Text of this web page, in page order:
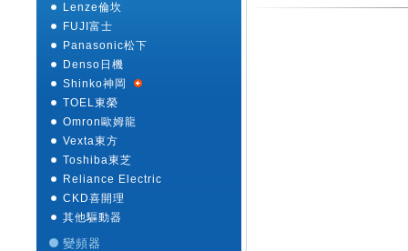
Lenze倫坎
FUJI富士
Panasonic松下
Denso日機
Shinko神岡
TOEL東榮
Omron歐姆龍
Vexta東方
Toshiba東芝
Reliance Electric
CKD喜開理
其他驅動器
變頻器